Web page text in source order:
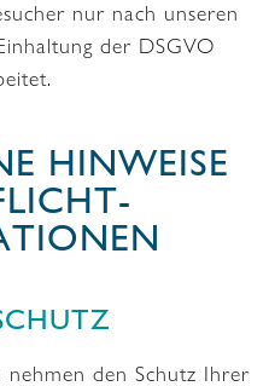
nur nach unseren
der DSGVO
HINWEISE
nehmen den Schutz Ihrer